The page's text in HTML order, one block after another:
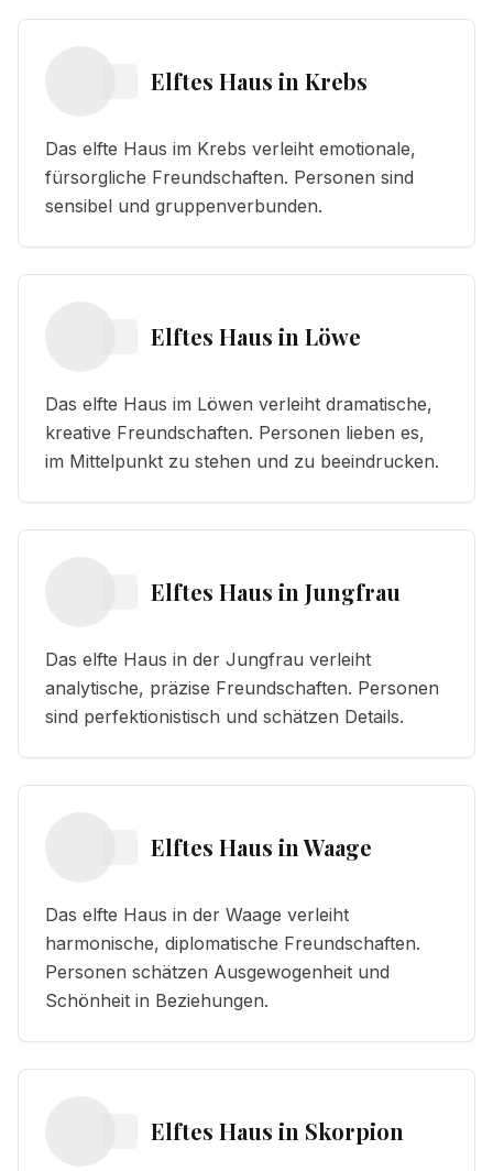
Elftes Haus in Krebs
Das elfte Haus im Krebs verleiht emotionale,
fürsorgliche Freundschaften. Personen sind
sensibel und gruppenverbunden.
Elftes Haus in Löwe
Das elfte Haus im Löwen verleiht dramatische,
kreative Freundschaften. Personen lieben es,
im Mittelpunkt zu stehen und zu beeindrucken.
Elftes Haus in Jungfrau
Das elfte Haus in der Jungfrau verleiht
analytische, präzise Freundschaften. Personen
sind perfektionistisch und schätzen Details.
Elftes Haus in Waage
Das elfte Haus in der Waage verleiht
harmonische, diplomatische Freundschaften.
Personen schätzen Ausgewogenheit und
Schönheit in Beziehungen.
Elftes Haus in Skorpion